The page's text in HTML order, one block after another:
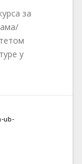
за
у